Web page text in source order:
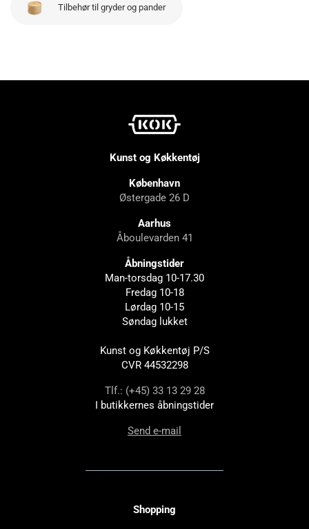
Tilbehør til gryder og pander
Kunst og Køkkentøj
København
Østergade 26 D
Aarhus
Åboulevarden 41
Åbningstider
Man-torsdag 10-17.30
Fredag 10-18
Lørdag 10-15
Søndag lukket
Kunst og Køkkentøj P/S
CVR 44532298
Tlf.: (+45) 33 13 29 28
I butikkernes åbningstider
Send e-mail
Shopping